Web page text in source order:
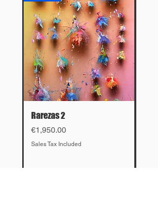
Rarezas 2
Price
€1,950.00
Sales Tax Included